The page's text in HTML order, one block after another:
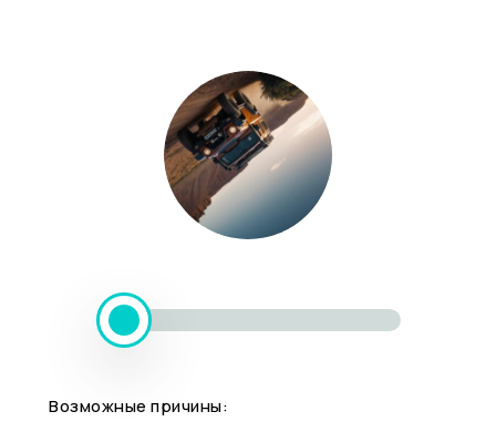
Возможные причины: